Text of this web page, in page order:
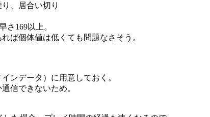
、居合い切り
さ169以上。
ば個体値は低くても問題なさそう。
ンデータ）に用意しておく。
信できないため。